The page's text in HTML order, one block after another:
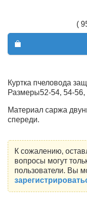
(
Куртка пчеловода
Размеры52-54, 54-56,
Материал саржа
спереди.
К сожалению,
вопросы могут
пользователи. Вы